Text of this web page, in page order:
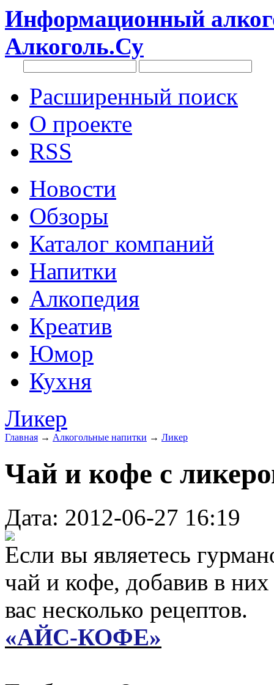
Информационный
Алкоголь.Су
Расширенный поиск
О проекте
RSS
Новости
Обзоры
Каталог компаний
Напитки
Алкопедия
Креатив
Юмор
Кухня
Ликер
Главная → Алкогольные напитки → Ликер
Чай и кофе с
Дата: 2012-06-27 16:19
Если вы являетесь
чай и кофе, добавив в
вас несколько рецептов.
«АЙС-КОФЕ»